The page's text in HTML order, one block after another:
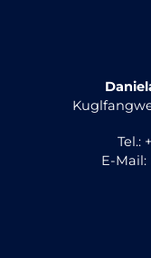
Tel.:
E-Mail: